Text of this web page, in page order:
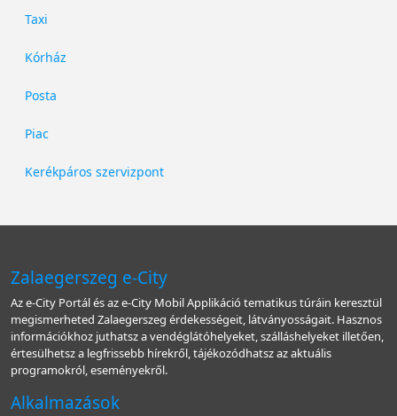
Taxi
Kórház
Posta
Piac
Kerékpáros szervizpont
Zalaegerszeg e-City
Az e-City Portál és az e-City Mobil Applikáció tematikus túráin keresztül
megismerheted Zalaegerszeg érdekességeit, látványosságait. Hasznos
információkhoz juthatsz a vendéglátóhelyeket, szálláshelyeket illetően,
értesülhetsz a legfrissebb hírekről, tájékozódhatsz az aktuális
programokról, eseményekről.
Alkalmazások